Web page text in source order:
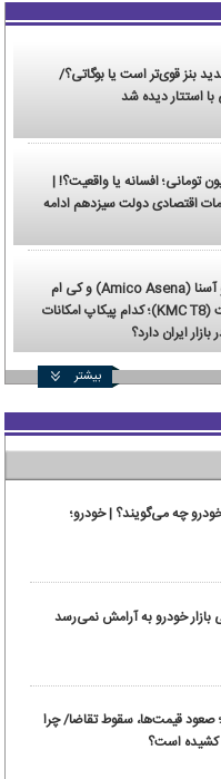
بنز قوی‌تر است یا بوگاتی؟/
با استتار دیده شد
۳۲۰ میلیون تومانی؛ افسانه یا واقعیت؟! |
اقتصادی دولت سیزدهم ادامه
مقایسه آمیکو آسنا (Amico Asena) و کی ام
سی تی هشت (KMC T8)؛ کدام پیکاپ امکانات
ایران دارد؟
بیشتر
خودرو چه می‌گویند؟ | خودرو؛
خودرو به آرامش نمی‌رسد
صعود قیمت‌ها، سقوط تقاضا/ چرا
کشیده است؟